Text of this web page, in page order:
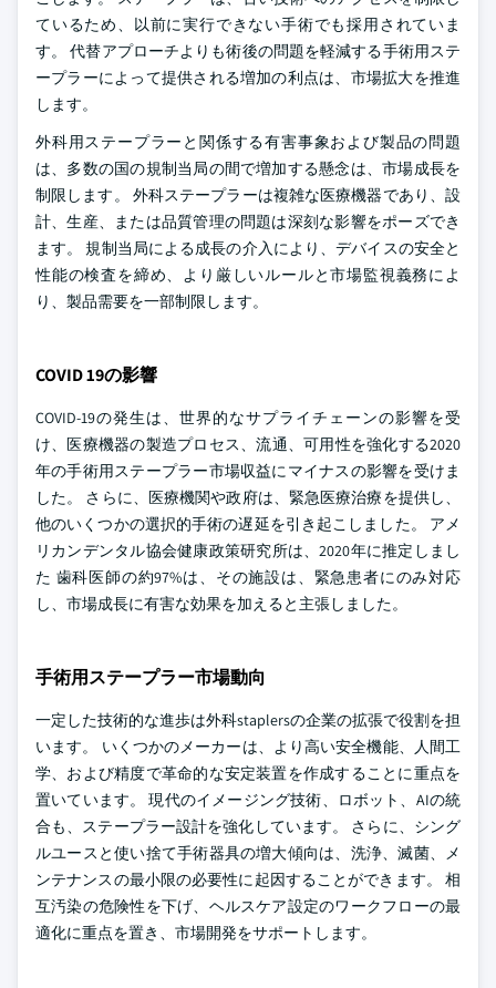
ているため、以前に実行できない手術でも採用されていま
す。 代替アプローチよりも術後の問題を軽減する手術用ステ
ープラーによって提供される増加の利点は、市場拡大を推進
します。
外科用ステープラーと関係する有害事象および製品の問題
は、多数の国の規制当局の間で増加する懸念は、市場成長を
制限します。 外科ステープラーは複雑な医療機器であり、設
計、生産、または品質管理の問題は深刻な影響をポーズでき
ます。 規制当局による成長の介入により、デバイスの安全と
性能の検査を締め、より厳しいルールと市場監視義務によ
り、製品需要を一部制限します。
COVID 19の影響
COVID-19の発生は、世界的なサプライチェーンの影響を受
け、医療機器の製造プロセス、流通、可用性を強化する2020
年の手術用ステープラー市場収益にマイナスの影響を受けま
した。 さらに、医療機関や政府は、緊急医療治療を提供し、
他のいくつかの選択的手術の遅延を引き起こしました。 アメ
リカンデンタル協会健康政策研究所は、2020年に推定しまし
た 歯科医師の約97%は、その施設は、緊急患者にのみ対応
し、市場成長に有害な効果を加えると主張しました。
手術用ステープラー市場動向
一定した技術的な進歩は外科staplersの企業の拡張で役割を担
います。 いくつかのメーカーは、より高い安全機能、人間工
学、および精度で革命的な安定装置を作成することに重点を
置いています。 現代のイメージング技術、ロボット、AIの統
合も、ステープラー設計を強化しています。 さらに、シング
ルユースと使い捨て手術器具の増大傾向は、洗浄、滅菌、メ
ンテナンスの最小限の必要性に起因することができます。 相
互汚染の危険性を下げ、ヘルスケア設定のワークフローの最
適化に重点を置き、市場開発をサポートします。